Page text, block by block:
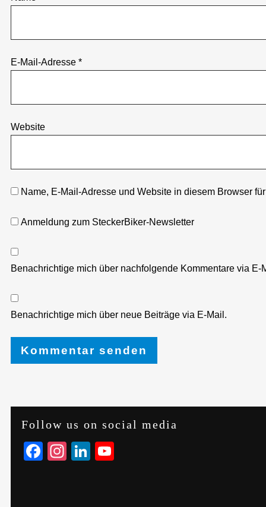
E-Mail-Adresse *
Website
Name, E-Mail-Adresse und Website in diesem Browser
Anmeldung zum SteckerBiker-Newsletter
Benachrichtige mich über nachfolgende Kommentare via E-
Benachrichtige mich über neue Beiträge via E-Mail.
Follow us on social media
Facebook
Instagram
LinkedIn